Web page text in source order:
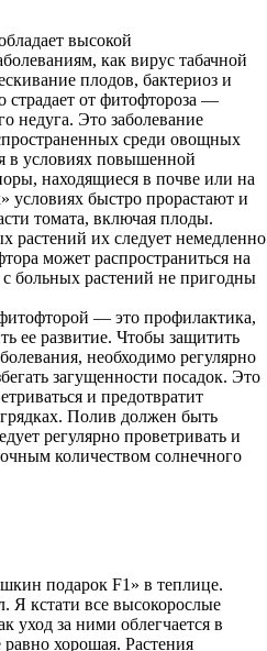
высокой
как вирус табачной
плодов, бактериоз и
страдает от фитофтороза —
недуга. Это заболевание
среди овощных
в условиях повышенной
находящиеся в почве или на
условиях быстро прорастают и
томата, включая плоды.
их следует немедленно
может распространиться на
больных растений не пригодны
— это профилактика,
ее развитие. Чтобы защитить
необходимо регулярно
загущенности посадок. Это
и предотвратит
Полив должен быть
регулярно проветривать и
количеством солнечного
подарок F1» в теплице.
Я кстати все высокорослые
уход за ними облегчается в
хорошая. Растения